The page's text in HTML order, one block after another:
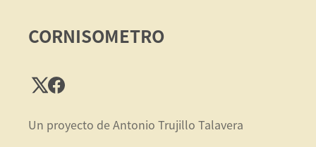
CORNISOMETRO
Un proyecto de Antonio Trujillo Talavera